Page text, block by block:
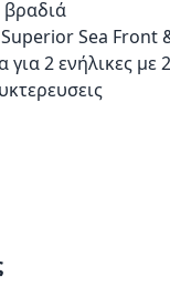
βραδιά
Sea Front
2 ενήλικες με